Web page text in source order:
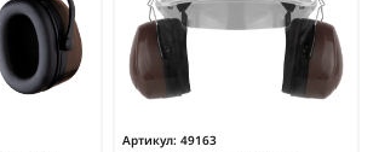
Артикул: 49163